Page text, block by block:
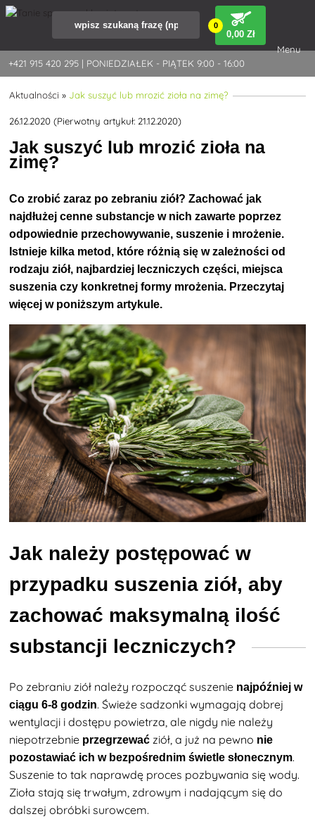
+421 915 420 295 | PONIEDZIAŁEK - PIĄTEK 9:00 - 16:00
0
0,00 Zł
Menu
Aktualności » Jak suszyć lub mrozić zioła na zimę?
26.12.2020 (Pierwotny artykuł: 21.12.2020)
Jak suszyć lub mrozić zioła na
zimę?
Co zrobić zaraz po zebraniu ziół? Zachować jak
najdłużej cenne substancje w nich zawarte poprzez
odpowiednie przechowywanie, suszenie i mrożenie.
Istnieje kilka metod, które różnią się w zależności od
rodzaju ziół, najbardziej leczniczych części, miejsca
suszenia czy konkretnej formy mrożenia. Przeczytaj
więcej w poniższym artykule.
Jak należy postępować w
przypadku suszenia ziół, aby
zachować maksymalną ilość
substancji leczniczych?
Po zebraniuziół należy rozpocząć suszenie najpóźniej w
ciągu 6-8 godzin. Świeże sadzonki wymagają dobrej
wentylacji i dostępu powietrza, ale nigdy nie należy
niepotrzebnie przegrzewać ziół, a już na pewno nie
pozostawiać ich w bezpośrednim świetle słonecznym.
Suszenie to tak naprawdę proces pozbywania się wody.
Zioła stają się trwałym, zdrowym i nadającym się do
dalszej obróbki surowcem.